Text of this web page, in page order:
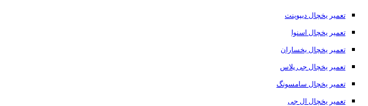
تعمیر یخچال دیپوینت
تعمیر یخچال اسنوا
تعمیر یخچال یخساران
تعمیر یخچال جی پلاس
تعمیر یخچال سامسونگ
تعمیر یخچال ال جی